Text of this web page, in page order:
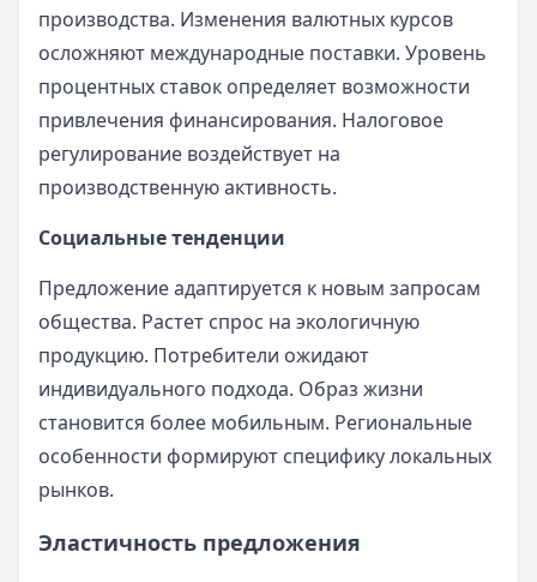
производства. Изменения валютных курсов
осложняют международные поставки. Уровень
процентных ставок определяет возможности
привлечения финансирования. Налоговое
регулирование воздействует на
производственную активность.
Социальные тенденции
Предложение адаптируется к новым запросам
общества. Растет спрос на экологичную
продукцию. Потребители ожидают
индивидуального подхода. Образ жизни
становится более мобильным. Региональные
особенности формируют специфику локальных
рынков.
Эластичность предложения